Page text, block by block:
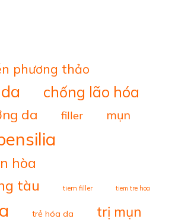
phương thảo
chống lão hóa
da filler mụn
hòa
tàu tiem filler tiem tre hoa
trẻ hóa da trị mụn